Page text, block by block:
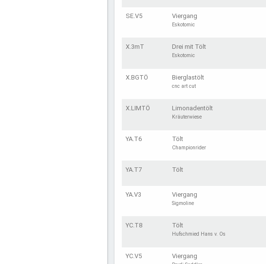
SE.V5 Viergang
Eskotomic
X.3mT Drei mit Tölt
Eskotomic
X.BGTÖ Bierglastölt
cnc art cut
X.LIMTÖ Limonadentölt
Kräuterwiese
YA.T6 Tölt
Championrider
YA.T7 Tölt
YA.V3 Viergang
Sigmoline
YC.T8 Tölt
Hufschmied Hans v. Os
YC.V5 Viergang